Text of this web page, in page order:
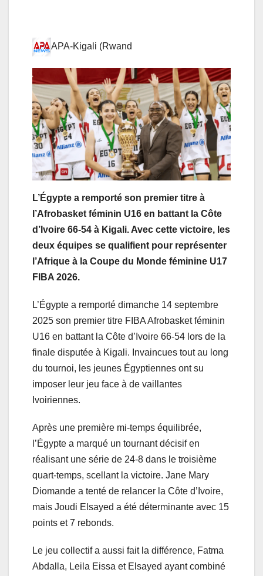
APA-Kigali (Rwand
L’Égypte a remporté son premier titre à
l’Afrobasket féminin U16 en battant la Côte
d’Ivoire 66-54 à Kigali. Avec cette victoire, les
deux équipes se qualifient pour représenter
l’Afrique à la Coupe du Monde féminine U17
FIBA 2026.
L’Égypte a remporté dimanche 14 septembre
2025 son premier titre FIBA Afrobasket féminin
U16 en battant la Côte d’Ivoire 66-54 lors de la
finale disputée à Kigali. Invaincues tout au long
du tournoi, les jeunes Égyptiennes ont su
imposer leur jeu face à de vaillantes
Ivoiriennes.
Après une première mi-temps équilibrée,
l’Égypte a marqué un tournant décisif en
réalisant une série de 24-8 dans le troisième
quart-temps, scellant la victoire. Jane Mary
Diomande a tenté de relancer la Côte d’Ivoire,
mais Joudi Elsayed a été déterminante avec 15
points et 7 rebonds.
Le jeu collectif a aussi fait la différence, Fatma
Abdalla, Leila Eissa et Elsayed ayant combiné